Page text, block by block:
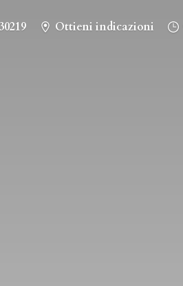
Ottieni indicazioni